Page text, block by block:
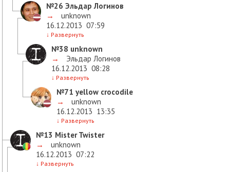
№26 Эльдар Логинов
→
unknown
16.12.2013 07:59
↓ Развернуть
№38 unknown
→
Эльдар Логинов
16.12.2013 08:28
↓ Развернуть
№71 yellow crocodile
→
unknown
16.12.2013 13:35
↓ Развернуть
№13 Mister Twister
→
unknown
16.12.2013 07:22
↓ Развернуть